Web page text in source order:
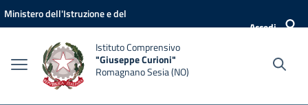
Vai ai contenuti
Vai al menu di navigazione
Vai al footer
Ministero dell'Istruzione e del
Accedi
Istituto Comprensivo
"Giuseppe Curioni"
Romagnano Sesia (NO)